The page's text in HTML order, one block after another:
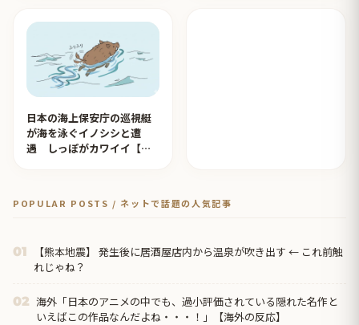
日本の海上保安庁の巡視艇
が海を泳ぐイノシシと遭
遇 しっぽがカワイイ【タ
POPULAR POSTS / ネットで話題の人気記事
01
【熊本地震】 発生後に居酒屋店内から温泉が吹き出す ← これ前触
れじゃね？
02 海外「日本のアニメの中でも、過小評価されている隠れた名作と
いえばこの作品なんだよね・・・！」【海外の反応】